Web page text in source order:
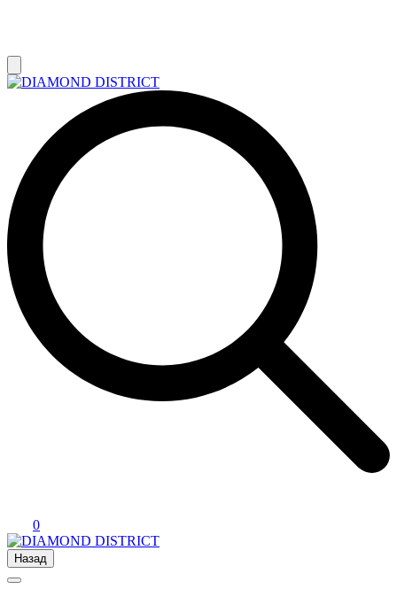
0
Назад